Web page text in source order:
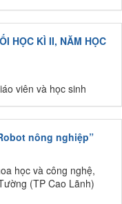
HỌC KÌ II, NĂM HỌC
viên và học sinh
nông nghiệp”
học và công nghệ,
(TP Cao Lãnh)